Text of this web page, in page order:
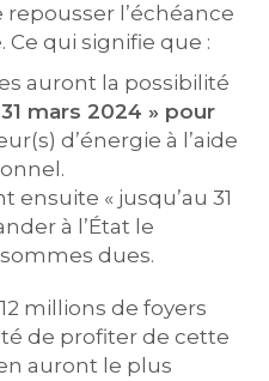
repousser l’échéance
qui signifie que :
auront la possibilité
mars 2024 » pour
d’énergie à l’aide
ensuite « jusqu’au 31
à l’État le
dues.
millions de foyers
de profiter de cette
auront le plus